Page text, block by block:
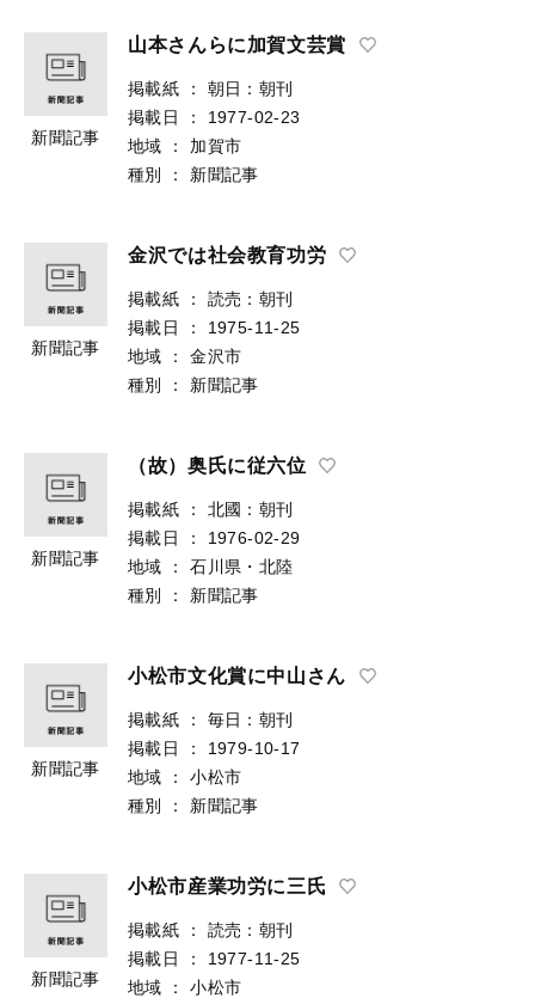
新聞記事
山本さんらに加賀文芸賞
掲載紙 ：
朝日：朝刊
掲載日
：
1977-02-23
地域
：
加賀市
種別
： 新聞記事
新聞記事
金沢では社会教育功労
掲載紙 ：
読売：朝刊
掲載日
：
1975-11-25
地域
：
金沢市
種別
： 新聞記事
新聞記事
（故）奥氏に従六位
掲載紙 ：
北國：朝刊
掲載日
：
1976-02-29
地域
：
石川県・北陸
種別
： 新聞記事
新聞記事
小松市文化賞に中山さん
掲載紙 ：
毎日：朝刊
掲載日
：
1979-10-17
地域
：
小松市
種別
： 新聞記事
新聞記事
小松市産業功労に三氏
掲載紙 ：
読売：朝刊
掲載日
：
1977-11-25
地域
：
小松市